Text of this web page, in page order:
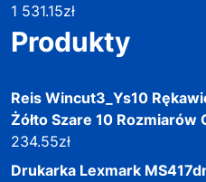
1 531.15zł
Produkty
Reis Wincut3_Ys10
Żółto Szare 10 Rozmiarów
234.55zł
Drukarka Lexmark